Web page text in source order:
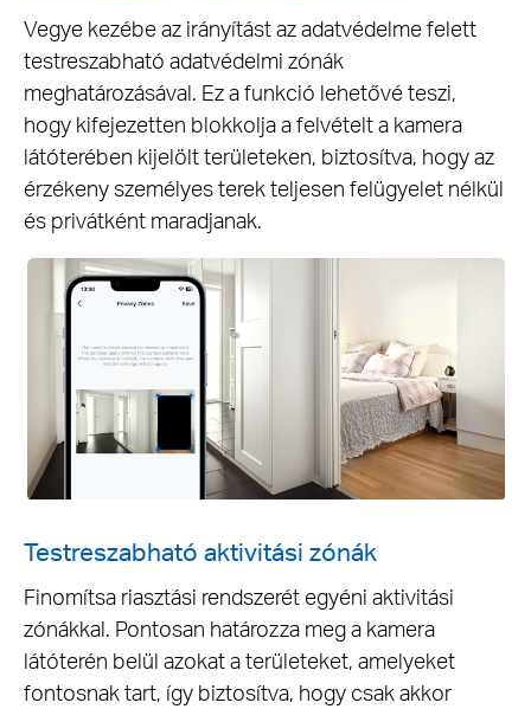
Vegye kezébe az irányítást az adatvédelme felett
testreszabható adatvédelmi zónák
meghatározásával. Ez a funkció lehetővé teszi,
hogy kifejezetten blokkolja a felvételt a kamera
látóterében kijelölt területeken, biztosítva, hogy az
érzékeny személyes terek teljesen felügyelet nélkül
és privátként maradjanak.
Testreszabható aktivitási zónák
Finomítsa riasztási rendszerét egyéni aktivitási
zónákkal. Pontosan határozza meg a kamera
látóterén belül azokat a területeket, amelyeket
fontosnak tart, így biztosítva, hogy csak akkor